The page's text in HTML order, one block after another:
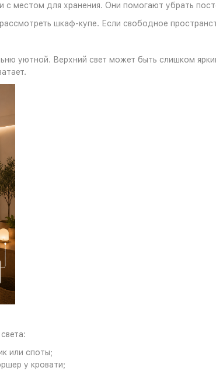
с местом для хранения. Они помогают убрать
шкаф-купе. Если свободное
уютной. Верхний свет может быть слишком
или споты;
у кровати;